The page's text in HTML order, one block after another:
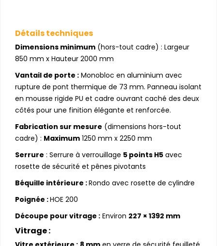
Détails techniques
Dimensions minimum (hors-tout cadre) : Largeur
850 mm x Hauteur 2000 mm
Vantail de porte : Monobloc en aluminium avec
rupture de pont thermique de 73 mm. Panneau isolant
en mousse rigide PU et cadre ouvrant caché des deux
côtés pour une finition élégante et renforcée.
Fabrication sur mesure (dimensions hors-tout
cadre) : Maximum 1250 mm x 2250 mm
Serrure : Serrure à verrouillage 5 points H5 avec
rosette de sécurité et pênes pivotants
Béquille intérieure :Rondo avec rosette de cylindre
Poignée :HOE 200
Découpe pour vitrage : Environ 227 × 1392 mm
Vitrage :